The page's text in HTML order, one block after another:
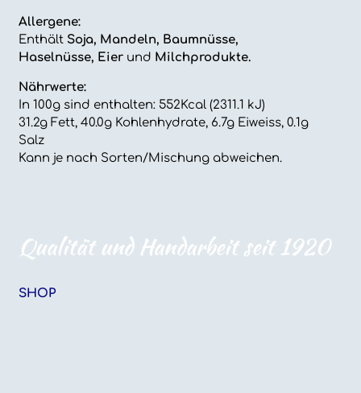
Allergene:
Enthält Soja, Mandeln, Baumnüsse,
Haselnüsse, Eier und Milchprodukte.
Nährwerte:
In 100g sind enthalten: 552Kcal (2311.1 kJ)
31.2g Fett, 40.0g Kohlenhydrate, 6.7g Eiweiss, 0.1g
Salz
Kann je nach Sorten/Mischung abweichen.
Qualität und Handarbeit seit 1920
SHOP